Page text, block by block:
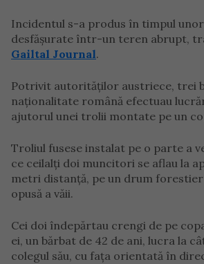
Incidentul s-a produs în timpul
desfășurate într-un teren abrupt,
Gailtal Journal.
Potrivit autorităților austriece, trei
naționalitate română efectuau
ajutorul unei trolii montate pe un
Troliul fusese instalat pe o parte a
ce ceilalți doi muncitori se aflau la
metri distanță, pe un drum
opusă a văii.
Cei doi îndepărtau crengi de pe
ei, un bărbat de 42 de ani, lucra la
colegul său, cu fața orientată în